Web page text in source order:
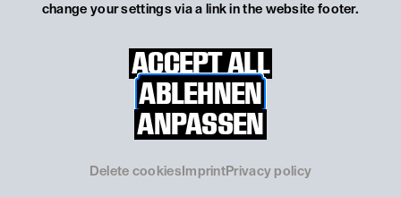
change your settings via a link in the website footer.
ACCEPT ALL
ABLEHNEN
ANPASSEN
Delete cookies Imprint Privacy policy
HIER BUCHEN